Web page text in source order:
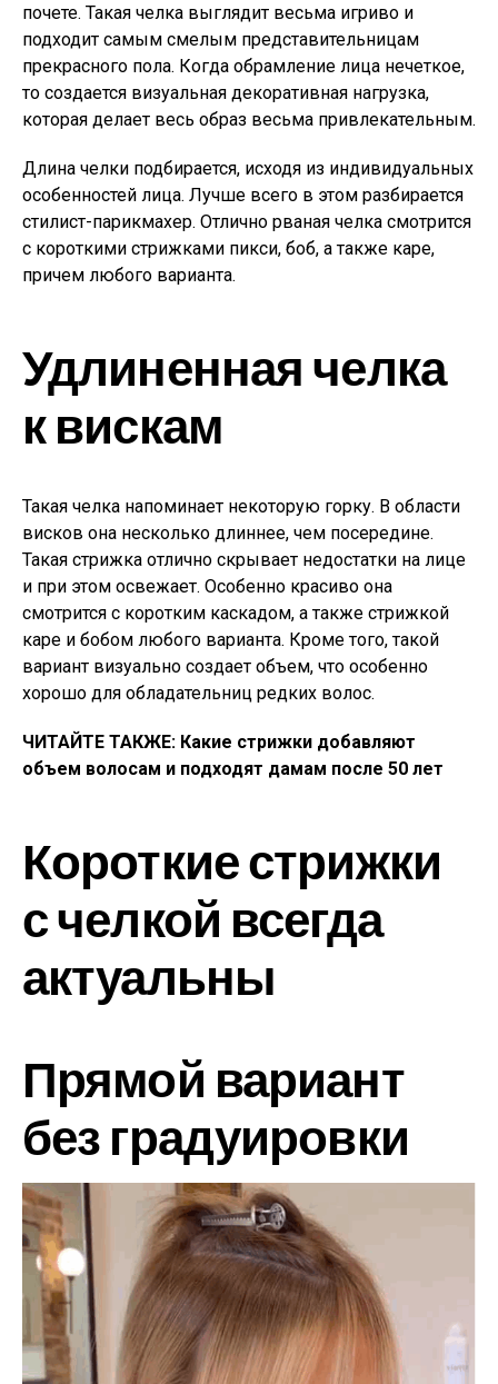
почете. Такая челка выглядит весьма игриво и
подходит самым смелым представительницам
прекрасного пола. Когда обрамление лица нечеткое,
то создается визуальная декоративная нагрузка,
которая делает весь образ весьма привлекательным.
Длина челки подбирается, исходя из индивидуальных
особенностей лица. Лучше всего в этом разбирается
стилист-парикмахер. Отлично рваная челка смотрится
с короткими стрижками пикси, боб, а также каре,
причем любого варианта.
Удлиненная челка
к вискам
Такая челка напоминает некоторую горку. В области
висков она несколько длиннее, чем посередине.
Такая стрижка отлично скрывает недостатки на лице
и при этом освежает. Особенно красиво она
смотрится с коротким каскадом, а также стрижкой
каре и бобом любого варианта. Кроме того, такой
вариант визуально создает объем, что особенно
хорошо для обладательниц редких волос.
ЧИТАЙТЕ ТАКЖЕ: Какие стрижки добавляют
объем волосам и подходят дамам после 50 лет
Короткие стрижки
с челкой всегда
актуальны
Прямой вариант
без градуировки